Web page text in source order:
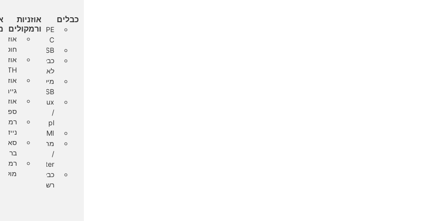
כבלים
TYPE
C
USB
כבלים
לאייפון
מיקרו
USB
Aux
/
pl
HDMI
מתאם
/
Adapter
כבל
רשת
אוזניות
ורמקולים
אוזניות
חוטיות
אוזניות
אוזניות
גיימינג
אוזניות
ספורט
ניידים
סאונד
בר